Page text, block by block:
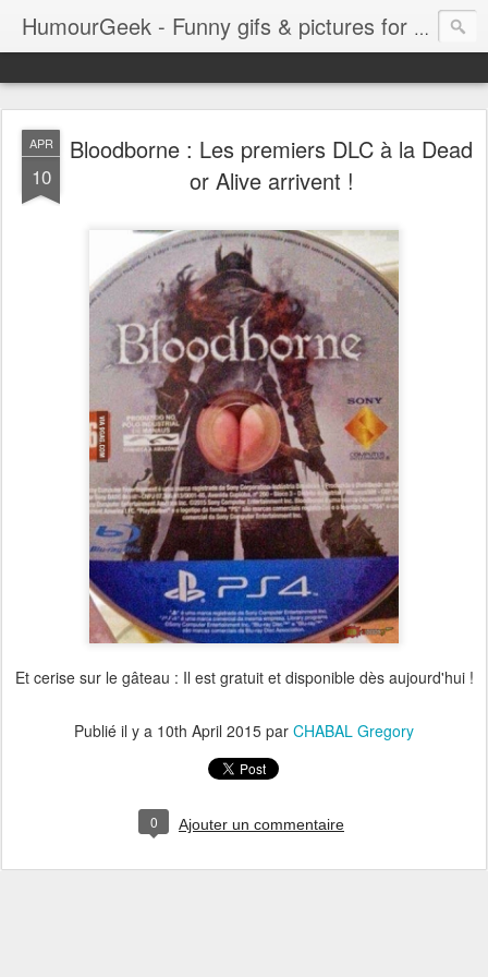
HumourGeek - Funny gifs & pictures for Geeks & Gamers !
APR
10
Bloodborne : Les premiers DLC à la Dead
or Alive arrivent !
Et cerise sur le gâteau : Il est gratuit et disponible dès aujourd'hui !
Publié il y a 10th April 2015 par CHABAL Gregory
0 Ajouter un commentaire